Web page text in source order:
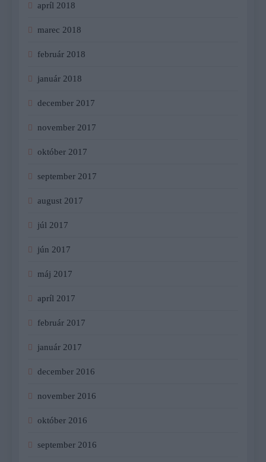
apríl 2018
marec 2018
február 2018
január 2018
december 2017
november 2017
október 2017
september 2017
august 2017
júl 2017
jún 2017
máj 2017
apríl 2017
február 2017
január 2017
december 2016
november 2016
október 2016
september 2016